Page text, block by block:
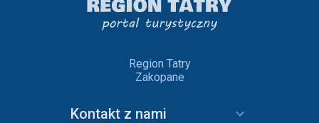
Region Tatry
Zakopane
Kontakt z nami